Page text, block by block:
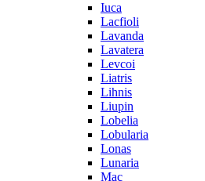
Iuca
Lacfioli
Lavanda
Lavatera
Levcoi
Liatris
Lihnis
Liupin
Lobelia
Lobularia
Lonas
Lunaria
Mac